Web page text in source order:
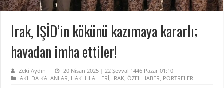
Irak, IŞİD’in kökünü kazımaya kararlı;
havadan imha ettiler!
Zeki Aydın
20 Nisan 2025 | 22 Şevval 1446 Pazar 01:10
AKILDA KALANLAR, HAK İHLALLERİ, IRAK,ÖZEL HABER, PORTRELER